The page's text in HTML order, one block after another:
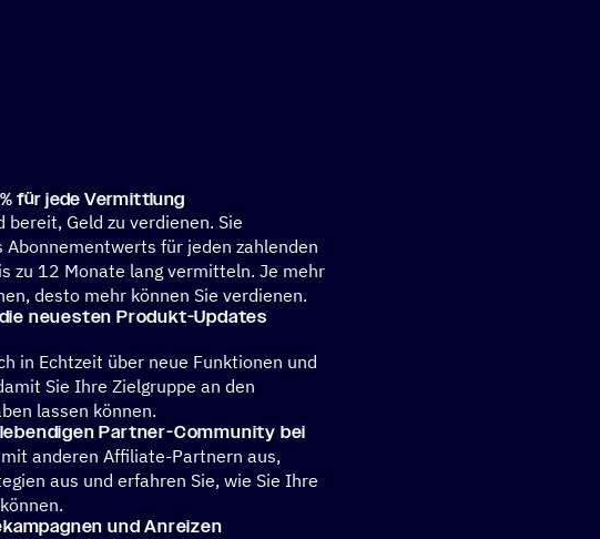
für jede Vermittlung
bereit, Geld zu verdienen. Sie
für jeden zahlenden
zu 12 Monate lang vermitteln. Je mehr
desto mehr können Sie verdienen.
neues­ten Produkt-Updates
in Echtzeit über neue Funktionen und
Sie Ihre Zielgruppe an den
lassen können.
Partner-Community bei
anderen Affiliate-Partnern aus,
aus und erfahren Sie, wie Sie Ihre
und Anreizen